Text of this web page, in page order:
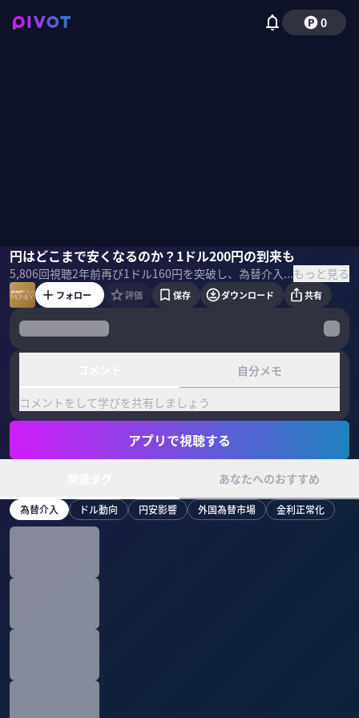
0
円はどこまで安くなるのか？1ドル200円の到来も
5,806回視聴2年前 再び1ドル160円を突破し、為替介入実施が指摘されるドル円市場。今後、円安はどこまで進むのか？トランプ再選は為替にどんな影響を与えるのか？ふくおかフィナンシャルグループの佐々木融チーフ・ストラテジストに聞いた。 ＜ゲスト＞ 佐々木 融 ふくおかフィナンシャルグループ チーフ・ストラテジスト 2023年12月から現職。日本銀行で調査統計局などを経て国際局（当時）為替課で為替市場介入を担当し、ニューヨークで米国金融市場分析も行った。2003年4月からJPモルガン・チェース銀行でFXストラテジストや市場調査本部長を務め、金融市場を調査・分析してきた。著書に『弱い日本の強い円』（日経プレミアシリーズ）。 ＜目次＞もっと見る
佐々木融佐々木紀彦
フォロー 評価 保存 ダウンロード 共有
自分メモ
コメントをして学びを共有しましょう
アプリで視聴する
あなたへのおすすめ
為替介入 ドル動向 円安影響 外国為替市場 金利正常化